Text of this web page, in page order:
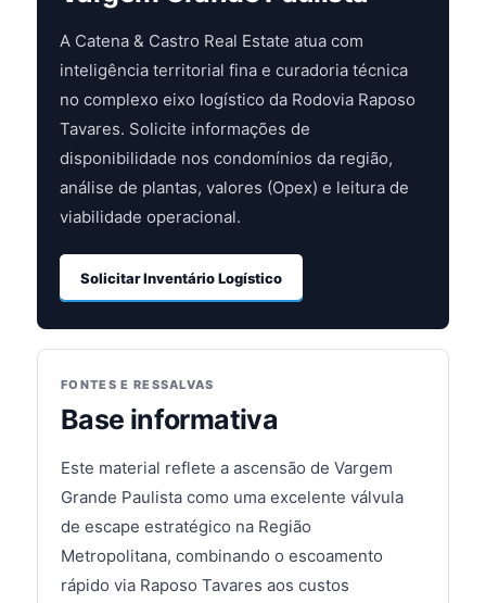
A Catena & Castro Real Estate atua com
inteligência territorial fina e curadoria técnica
no complexo eixo logístico da Rodovia Raposo
Tavares. Solicite informações de
disponibilidade nos condomínios da região,
análise de plantas, valores (Opex) e leitura de
viabilidade operacional.
Solicitar Inventário Logístico
FONTES E RESSALVAS
Base informativa
Este material reflete a ascensão de Vargem
Grande Paulista como uma excelente válvula
de escape estratégico na Região
Metropolitana, combinando o escoamento
rápido via Raposo Tavares aos custos